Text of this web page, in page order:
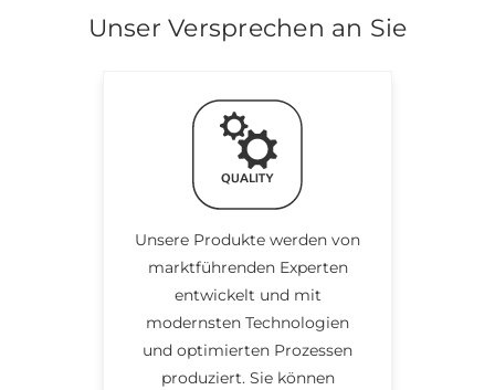
Unser Versprechen an Sie
Unsere Produkte werden von
marktführenden Experten
entwickelt und mit
modernsten Technologien
und optimierten Prozessen
produziert. Sie können